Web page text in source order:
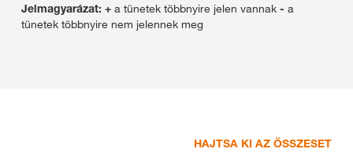
Jelmagyarázat: + a tünetek többnyire jelen vannak - a
tünetek többnyire nem jelennek meg
HAJTSA KI AZ ÖSSZESET